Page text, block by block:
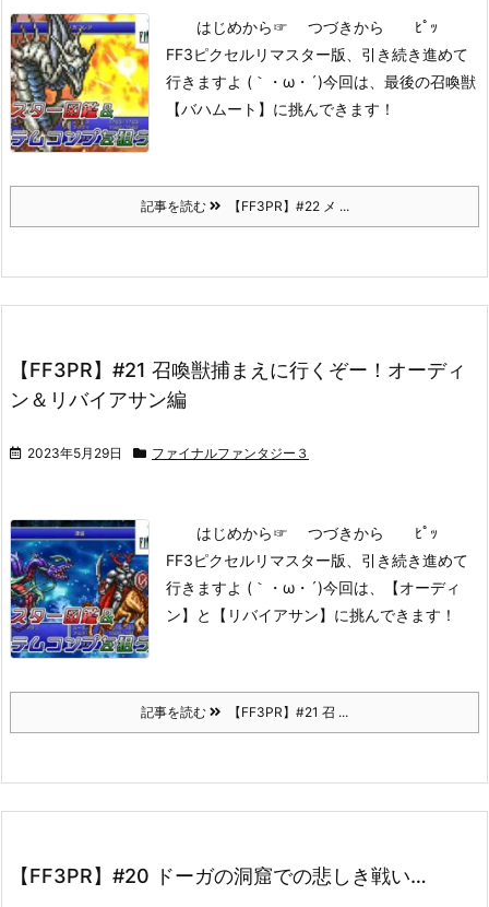
はじめから☞ つづきから ﾋﾟｯ
FF3ピクセルリマスター版、引き続き進めて
行きますよ (｀・ω・´)今回は、最後の召喚獣
【バハムート】に挑んできます！
記事を読む 【FF3PR】#22 メ ...
【FF3PR】#21 召喚獣捕まえに行くぞー！オーディ
ン＆リバイアサン編
2023年5月29日 ファイナルファンタジー３
はじめから☞ つづきから ﾋﾟｯ
FF3ピクセルリマスター版、引き続き進めて
行きますよ (｀・ω・´)今回は、【オーディ
ン】と【リバイアサン】に挑んできます！
記事を読む 【FF3PR】#21 召 ...
【FF3PR】#20 ドーガの洞窟での悲しき戦い…